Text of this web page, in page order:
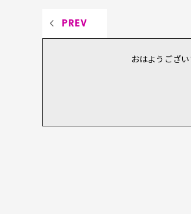
PREV
おはようござい